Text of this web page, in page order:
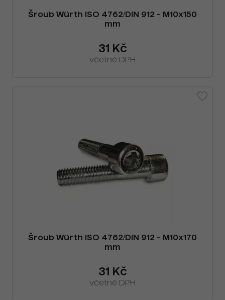
Šroub Würth ISO 4762/DIN 912 - M10x150
mm
31 Kč
včetně DPH
Šroub Würth ISO 4762/DIN 912 - M10x170
mm
31 Kč
včetně DPH